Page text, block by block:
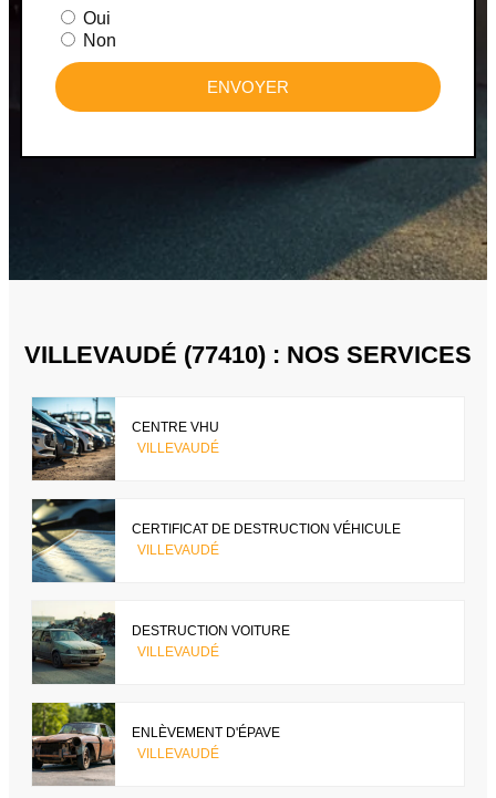
Oui
Non
ENVOYER
VILLEVAUDÉ (77410) : NOS SERVICES
CENTRE VHU
VILLEVAUDÉ
CERTIFICAT DE DESTRUCTION VÉHICULE
VILLEVAUDÉ
DESTRUCTION VOITURE
VILLEVAUDÉ
ENLÈVEMENT D'ÉPAVE
VILLEVAUDÉ